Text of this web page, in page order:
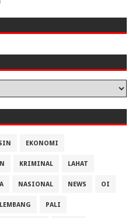
EKONOMI
KRIMINAL LAHAT
NASIONAL NEWS OI
PALI